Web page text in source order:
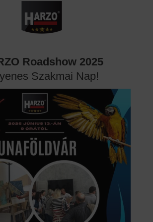
Roadshow 2025
Szakmai Nap!